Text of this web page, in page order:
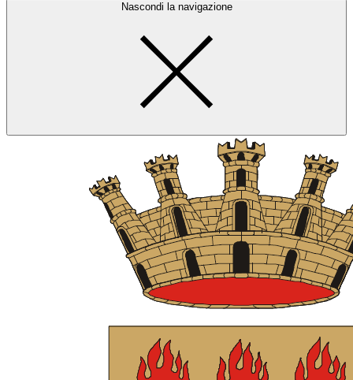
Nascondi la navigazione